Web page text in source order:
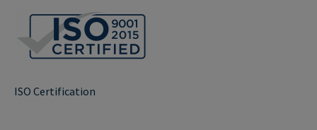
ISO Certification